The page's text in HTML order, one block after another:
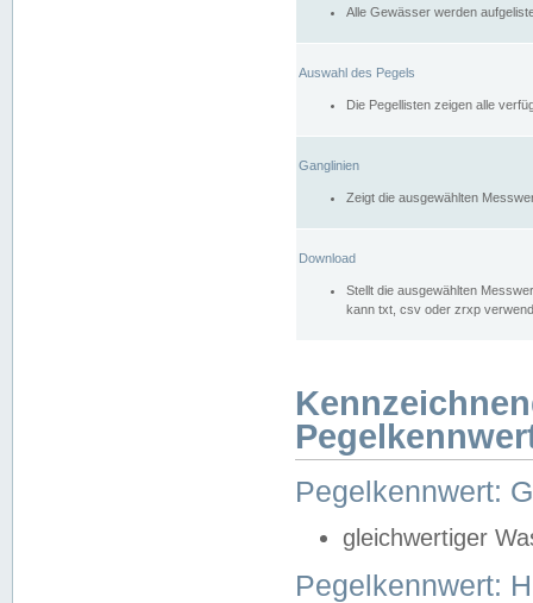
Alle Gewässer werden
Auswahl des Pegels
Die Pegellisten zeigen alle
Ganglinien
Zeigt die ausgewählten
Download
Stellt die ausgewählten
kann txt, csv oder zrxp
Pegelkennwert:
gleichwertiger
Pegelkennwert: